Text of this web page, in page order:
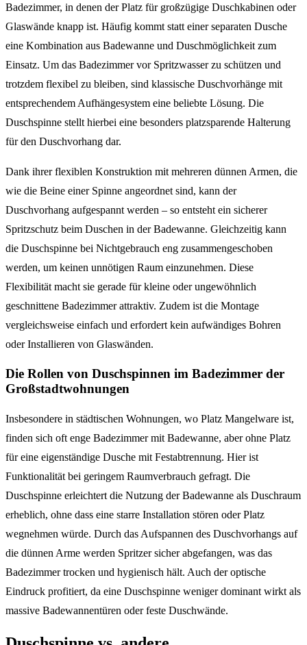
Badezimmer, in denen der Platz für großzügige Duschkabinen oder
Glaswände knapp ist. Häufig kommt statt einer separaten Dusche
eine Kombination aus Badewanne und Duschmöglichkeit zum
Einsatz. Um das Badezimmer vor Spritzwasser zu schützen und
trotzdem flexibel zu bleiben, sind klassische Duschvorhänge mit
entsprechendem Aufhängesystem eine beliebte Lösung. Die
Duschspinne stellt hierbei eine besonders platzsparende Halterung
für den Duschvorhang dar.
Dank ihrer flexiblen Konstruktion mit mehreren dünnen Armen, die
wie die Beine einer Spinne angeordnet sind, kann der
Duschvorhang aufgespannt werden – so entsteht ein sicherer
Spritzschutz beim Duschen in der Badewanne. Gleichzeitig kann
die Duschspinne bei Nichtgebrauch eng zusammengeschoben
werden, um keinen unnötigen Raum einzunehmen. Diese
Flexibilität macht sie gerade für kleine oder ungewöhnlich
geschnittene Badezimmer attraktiv. Zudem ist die Montage
vergleichsweise einfach und erfordert kein aufwändiges Bohren
oder Installieren von Glaswänden.
Die Rollen von Duschspinnen im Badezimmer der
Großstadtwohnungen
Insbesondere in städtischen Wohnungen, wo Platz Mangelware ist,
finden sich oft enge Badezimmer mit Badewanne, aber ohne Platz
für eine eigenständige Dusche mit Festabtrennung. Hier ist
Funktionalität bei geringem Raumverbrauch gefragt. Die
Duschspinne erleichtert die Nutzung der Badewanne als Duschraum
erheblich, ohne dass eine starre Installation stören oder Platz
wegnehmen würde. Durch das Aufspannen des Duschvorhangs auf
die dünnen Arme werden Spritzer sicher abgefangen, was das
Badezimmer trocken und hygienisch hält. Auch der optische
Eindruck profitiert, da eine Duschspinne weniger dominant wirkt als
massive Badewannentüren oder feste Duschwände.